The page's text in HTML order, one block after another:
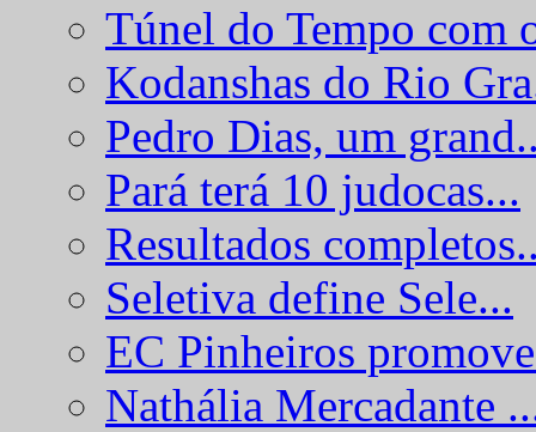
Túnel do Tempo com
Kodanshas do Rio
Pedro Dias, um
Pará terá 10 judocas...
Resultados
Seletiva define Sele...
EC Pinheiros
Nathália Mercadante